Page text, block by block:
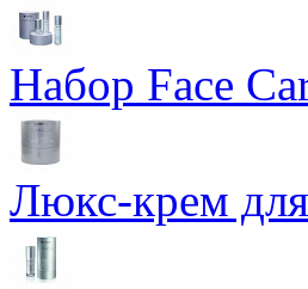
Набор Face
Люкс-крем